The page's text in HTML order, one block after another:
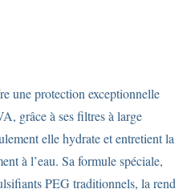
une protection exceptionnelle
grâce à ses filtres à large
elle hydrate et entretient la
à l’eau. Sa formule spéciale,
PEG traditionnels, la rend